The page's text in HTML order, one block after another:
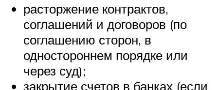
расторжение контрактов,
соглашений и договоров (по
соглашению сторон, в
одностороннем порядке или
через суд);
закрытие счетов в банках (если